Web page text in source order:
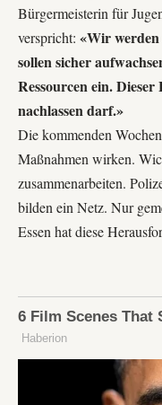
Bürgermeisterin für
verspricht: «Wir werden
sollen sicher
Ressourcen ein. Dieser
nachlassen darf.»
Die kommenden
Maßnahmen wirken.
zusammenarbeiten.
bilden ein Netz. Nur
Essen hat diese